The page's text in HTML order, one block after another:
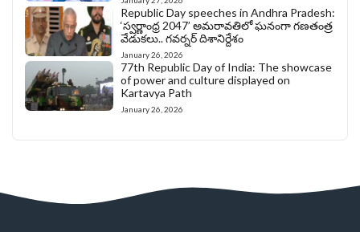
Republic Day speeches in Andhra Pradesh:
‘స్వర్ణాంధ్ర 2047’ అమరావతిలో ఘనంగా గణతంత్ర
వేడుకలు.. గవర్నర్ దిశానిర్దేశం
January 26, 2026
77th Republic Day of India: The showcase
of power and culture displayed on
Kartavya Path
January 26, 2026